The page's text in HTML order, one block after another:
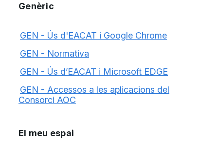
Genèric
GEN - Ús d'EACAT i Google Chrome
GEN - Normativa
GEN - Ús d’EACAT i Microsoft EDGE
GEN - Accessos a les aplicacions del
Consorci AOC
El meu espai